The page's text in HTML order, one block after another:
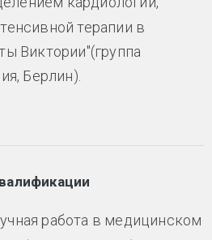
терапии в
Виктории"(группа
Берлин).
работа в медицинском